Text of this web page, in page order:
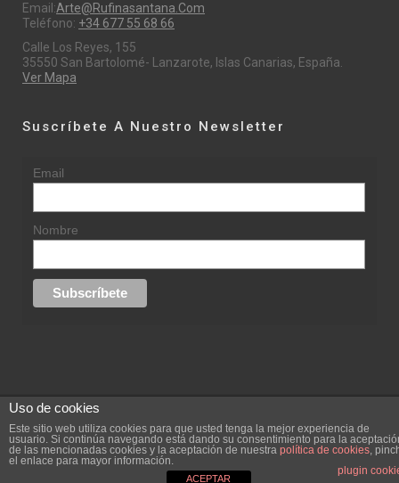
Email:Arte@rufinasantana.com
Teléfono: +34 677 55 68 66
Calle Los Reyes, 155
35550 San Bartolomé- Lanzarote, Islas Canarias, España.
Ver Mapa
Suscríbete A Nuestro Newsletter
Email
Nombre
replica rolex datejust replica rolex day date
Creada por
Uso de cookies
Este sitio web utiliza cookies para que usted tenga la mejor experiencia de
usuario. Si continúa navegando está dando su consentimiento para la
de las mencionadas cookies y la aceptación de nuestra política de cookies,
el enlace para mayor información.
plugin
ACEPTAR